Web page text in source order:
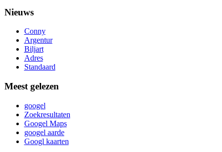
Nieuws
Conny
Argentur
Biljart
Adres
Standaard
Meest gelezen
googel
Zoekresultaten
Googel Maps
googel aarde
Googl kaarten